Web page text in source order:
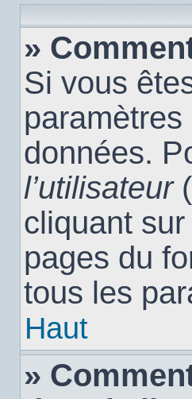
»
Si vous
données.
l’utilisateur
cliquant
pages du
tous les
Haut
»